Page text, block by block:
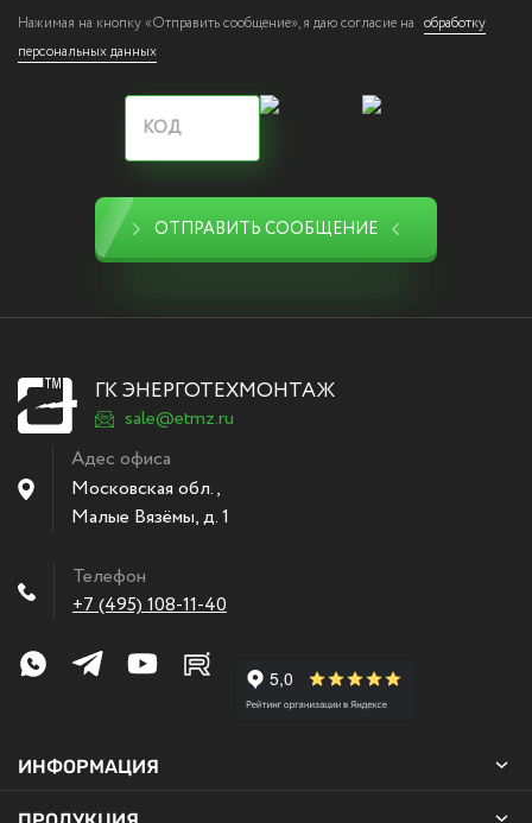
Нажимая на кнопку «Отправить сообщение», я даю согласие на обработку
персональных данных
ОТПРАВИТЬ СООБЩЕНИЕ
ГК ЭНЕРГОТЕХМОНТАЖ
sale@etmz.ru
Адес офиса
Московская обл.,
Малые Вязёмы,д. 1
Телефон
+7 (495) 108-11-40
ИНФОРМАЦИЯ